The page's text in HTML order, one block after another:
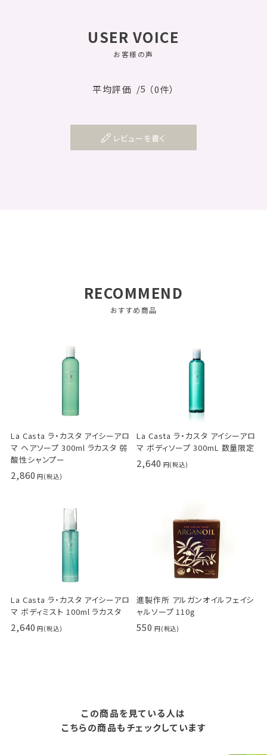
USER VOICE
お客様の声
平均評価 /5 （0件）
レビューを書く
RECOMMEND
おすすめ商品
La Casta ラ・カスタ アイシーアロ
マ ヘアソープ 300ml ラカスタ 弱
酸性シャンプー
2,860
La Casta ラ・カスタ アイシーアロ
マ ボディソープ 300mL 数量限定
2,640
La Casta ラ・カスタ アイシーアロ
マ ボディミスト 100ml ラカスタ
2,640
進製作所 アルガンオイルフェイシ
ャルソープ 110g
550
この商品を見ている人は
こちらの商品もチェックしています